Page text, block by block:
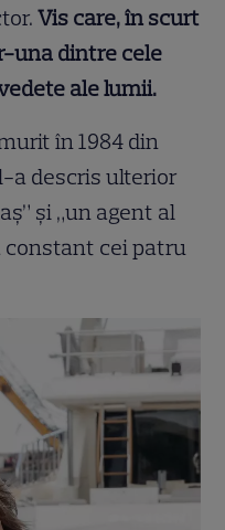
Vis care, în scurt
una dintre cele
ale lumii.
în 1984 din
a descris ulterior
și „un agent al
constant cei patru